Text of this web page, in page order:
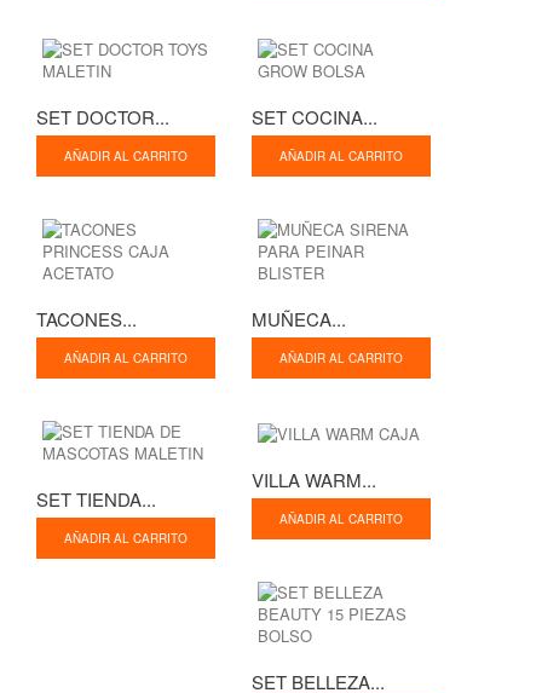
SET DOCTOR...
AÑADIR AL CARRITO
SET COCINA...
AÑADIR AL CARRITO
TACONES...
AÑADIR AL CARRITO
MUÑECA...
AÑADIR AL CARRITO
SET TIENDA...
AÑADIR AL CARRITO
VILLA WARM...
AÑADIR AL CARRITO
SET BELLEZA...